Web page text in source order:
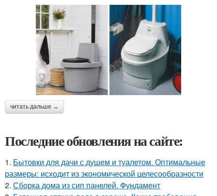
читать дальше →
Последние обновления на сайте:
1. Бытовки для дачи с душем и туалетом. Оптимальные
размеры: исходит из экономической целесообразности
2. Сборка дома из сип панелей. Фундамент